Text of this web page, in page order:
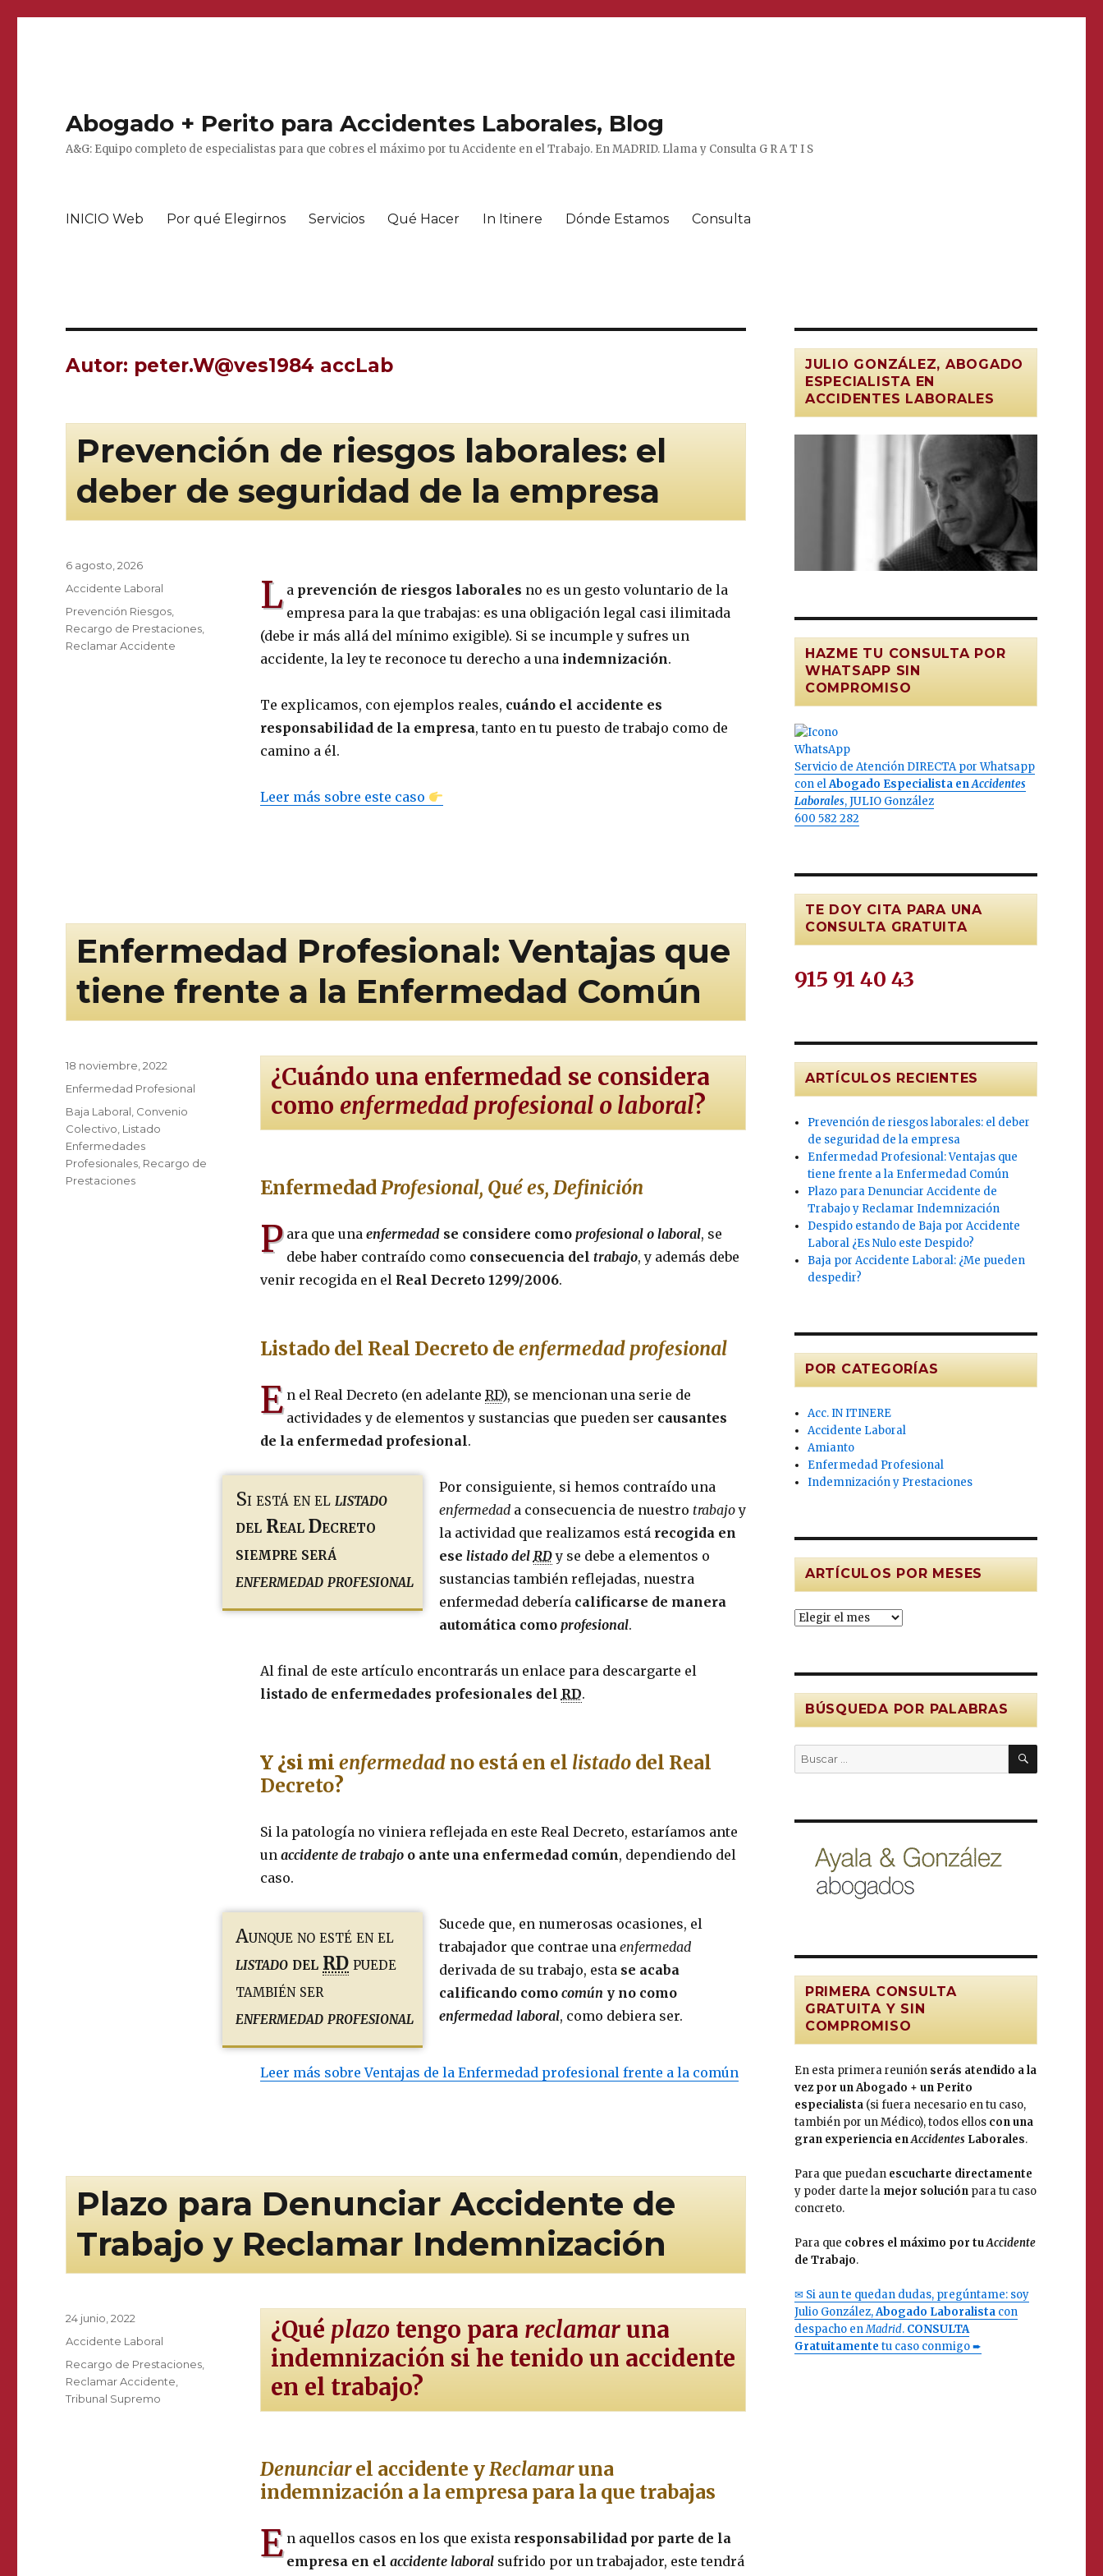
Abogado + Perito para Accidentes Laborales, Blog
A&G: Equipo completo de especialistas para que cobres el máximo por tu Accidente en el Trabajo. En MADRID. Llama y Consulta G R A T I S
INICIO Web Por qué Elegirnos Servicios Qué Hacer In Itinere Dónde Estamos Consulta
Autor: peter.W@ves1984 accLab
Prevención de riesgos laborales: el
deber de seguridad de la empresa
L a prevención de riesgos laborales no es un gesto voluntario de la
empresa para la que trabajas: es una obligación legal casi ilimitada
(debe ir más allá del mínimo exigible). Si se incumple y sufres un
accidente, la ley te reconoce tu derecho a una indemnización.
Te explicamos, con ejemplos reales, cuándo el accidente es
responsabilidad de la empresa, tanto en tu puesto de trabajo como de
camino a él.
Leer más sobre este caso
Publicado
6 agosto, 2026
Categorías
Accidente Laboral
Etiquetas
Prevención Riesgos
Recargo de Prestaciones
Reclamar Accidente
Enfermedad Profesional: Ventajas que
tiene frente a la Enfermedad Común
¿Cuándo una enfermedad se considera
como enfermedad profesional o laboral?
EnfermedadProfesional, Qué es, Definición
P ara que unaenfermedad se considere comoprofesional o laboral, se
debe haber contraído como consecuencia deltrabajo, y además debe
venir recogida en el Real Decreto 1299/2006.
Listado del Real Decreto de enfermedad profesional
E n el Real Decreto (en adelanteRD), se mencionan una serie de
actividades y de elementos y sustancias que pueden ser causantes
de la enfermedad profesional.
Si está en ellistado
del Real Decreto
siempre será
enfermedad profesional
Por consiguiente, si hemos contraído una
enfermedada consecuencia de nuestro trabajoy
la actividad que realizamos está recogida en
ese listado del RDy se debe a elementos o
sustancias también reflejadas, nuestra
enfermedad debería calificarse de manera
automática como profesional.
Al final de este artículo encontrarás un enlace para descargarte el
listado de enfermedades profesionales del RD.
Y ¿si mi enfermedadno está en el listadodel Real
Decreto?
Si la patología no viniera reflejada en este Real Decreto, estaríamos ante
un accidente de trabajoo ante una enfermedad común, dependiendo del
caso.
Aunque no esté en el
listado del RDpuede
también ser
enfermedad profesional
Sucede que, en numerosas ocasiones, el
trabajador que contrae una enfermedad
derivada de su trabajo, esta se acaba
calificando como común y no como
enfermedad laboral, como debiera ser.
Leer más sobre Ventajas de la Enfermedad profesional frente a la común
Publicado
18 noviembre, 2022
Categorías
Enfermedad Profesional
Etiquetas
Baja Laboral Convenio
Colectivo Listado
Enfermedades
Profesionales Recargo de
Prestaciones
Plazo para Denunciar Accidente de
Trabajo y Reclamar Indemnización
¿Qué plazotengo para reclamaruna
indemnización si he tenido un accidente
en el trabajo?
Denunciarel accidente yReclamaruna
indemnización a la empresa para la que trabajas
E n aquellos casos en los que exista responsabilidad por parte de la
empresa en elaccidente laboral sufrido por un trabajador, este tendrá
Publicado
24 junio, 2022
Categorías
Accidente Laboral
Etiquetas
Recargo de Prestaciones
Reclamar Accidente
Tribunal Supremo
JULIO GONZÁLEZ, ABOGADO
ESPECIALISTA EN
ACCIDENTES LABORALES
HAZME TU CONSULTA POR
WHATSAPP SIN
COMPROMISO
Servicio de Atención DIRECTA por Whatsapp
con elAbogado Especialista enAccidentes
Laborales, JULIO González
600 582 282
TE DOY CITA PARA UNA
CONSULTA GRATUITA
915 91 40 43
ARTÍCULOS RECIENTES
Prevención de riesgos laborales: el deber
de seguridad de la empresa
Enfermedad Profesional: Ventajas que
tiene frente a la Enfermedad Común
Plazo para Denunciar Accidente de
Trabajo y Reclamar Indemnización
Despido estando de Baja por Accidente
Laboral ¿Es Nulo este Despido?
Baja por Accidente Laboral: ¿Me pueden
despedir?
POR CATEGORÍAS
Acc. IN ITINERE
Accidente Laboral
Amianto
Enfermedad Profesional
Indemnización y Prestaciones
ARTÍCULOS POR MESES
Artículos
BÚSQUEDA POR PALABRAS
Buscar
por:
BUSCAR
PRIMERA CONSULTA
GRATUITA Y SIN
COMPROMISO
En esta primera reunión serás atendido a la
vez por un Abogado + un Perito
especialista(si fuera necesario en tu caso,
también por un Médico), todos ellos con una
gran experiencia enAccidentes Laborales.
Para que puedan escucharte directamente
y poder darte la mejor soluciónpara tu caso
concreto.
Para que cobres el máximo por tuAccidente
de Trabajo.
✉ Si aun te quedan dudas, pregúntame: soy
Julio González,Abogado Laboralistacon
despacho enMadrid. CONSULTA
Gratuitamente tu caso conmigo ➨